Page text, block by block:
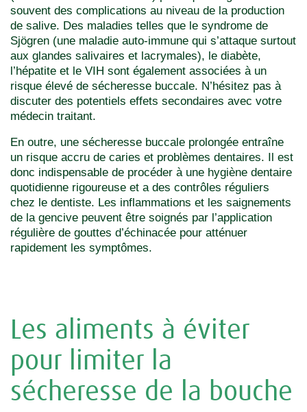
souvent des complications au niveau de la production
de salive. Des maladies telles que le syndrome de
Sjögren (une maladie auto-immune qui s’attaque surtout
aux glandes salivaires et lacrymales), le diabète,
l’hépatite et le VIH sont également associées à un
risque élevé de sécheresse buccale. N’hésitez pas à
discuter des potentiels effets secondaires avec votre
médecin traitant.
En outre, une sécheresse buccale prolongée entraîne
un risque accru de caries et problèmes dentaires. Il est
donc indispensable de procéder à une hygiène dentaire
quotidienne rigoureuse et a des contrôles réguliers
chez le dentiste. Les inflammations et les saignements
de la gencive peuvent être soignés par l’application
régulière de gouttes d’échinacée pour atténuer
rapidement les symptômes.
Les aliments à éviter
pour limiter la
sécheresse de la bouche